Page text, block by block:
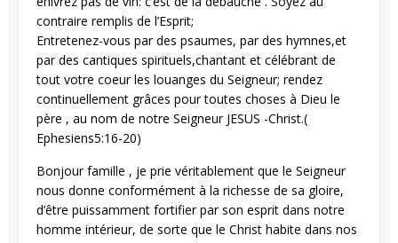
contraire remplis de l’Esprit;
Entretenez-vous par des psaumes, par des hymnes,et
par des cantiques spirituels,chantant et célébrant de
tout votre coeur les louanges du Seigneur; rendez
continuellement grâces pour toutes choses à Dieu le
père , au nom de notre Seigneur JESUS -Christ.(
Ephesiens5:16-20)
Bonjour famille , je prie véritablement que le Seigneur
nous donne conformément à la richesse de sa gloire,
d’être puissamment fortifier par son esprit dans notre
homme intérieur, de sorte que le Christ habite dans nos